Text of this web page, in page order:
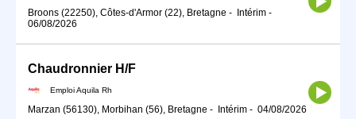
Broons (22250), Côtes-d'Armor (22), Bretagne - Intérim -
06/08/2026
Chaudronnier H/F
Emploi Aquila Rh
Marzan (56130), Morbihan (56), Bretagne - Intérim - 04/08/2026